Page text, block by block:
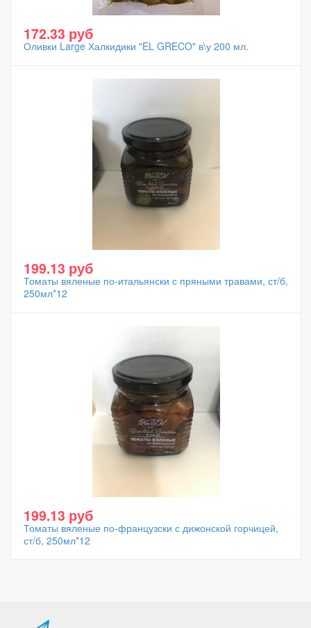
172.33 руб
Оливки Large Халкидики "EL GRECO" в\у 200 мл.
199.13 руб
Томаты вяленые по-итальянски с пряными травами, ст/б,
250мл*12
199.13 руб
Томаты вяленые по-французски с дижонской горчицей,
ст/б, 250мл*12